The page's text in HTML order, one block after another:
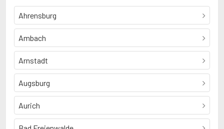
Ahrensburg
Ambach
Arnstadt
Augsburg
Aurich